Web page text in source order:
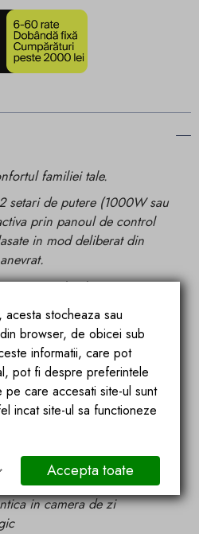
familiei tale.
setari de putere (1000W sau
prin panoul de control
in mod deliberat din
puteti schimba cu usurinta
canapelei.
putere
in 2 trepte (1000W sau
impotriva supraincalzirii
zgomot redus
in 5 nivele
in camera de zi
stocheaza sau
browser, de obicei sub
informatii, care pot
pot fi despre preferintele
pe care accesati site-ul sunt
incat site-ul sa functioneze
Accepta toate